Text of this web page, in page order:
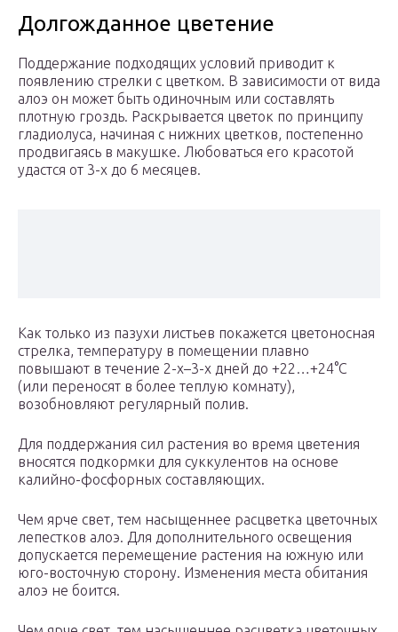
Долгожданное цветение
Поддержание подходящих условий приводит к
появлению стрелки с цветком. В зависимости от вида
алоэ он может быть одиночным или составлять
плотную гроздь. Раскрывается цветок по принципу
гладиолуса, начиная с нижних цветков, постепенно
продвигаясь в макушке. Любоваться его красотой
удастся от 3-х до 6 месяцев.
Как только из пазухи листьев покажется цветоносная
стрелка, температуру в помещении плавно
повышают в течение 2-х–3-х дней до +22…+24°С
(или переносят в более теплую комнату),
возобновляют регулярный полив.
Для поддержания сил растения во время цветения
вносятся подкормки для суккулентов на основе
калийно-фосфорных составляющих.
Чем ярче свет, тем насыщеннее расцветка цветочных
лепестков алоэ. Для дополнительного освещения
допускается перемещение растения на южную или
юго-восточную сторону. Изменения места обитания
алоэ не боится.